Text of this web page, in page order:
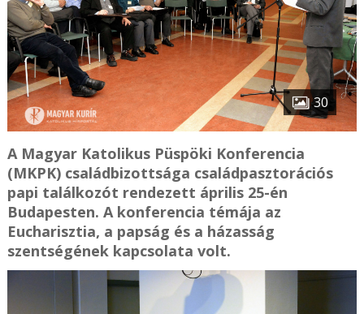
30
A Magyar Katolikus Püspöki Konferencia
(MKPK) családbizottsága családpasztorációs
papi találkozót rendezett április 25-én
Budapesten. A konferencia témája az
Eucharisztia, a papság és a házasság
szentségének kapcsolata volt.